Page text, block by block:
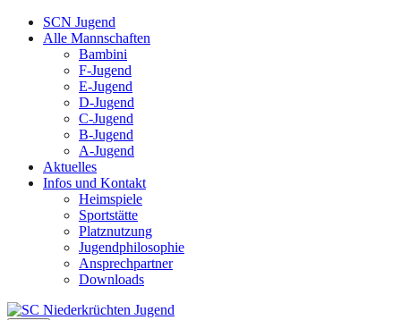
SCN Jugend
Alle Mannschaften
Bambini
F-Jugend
E-Jugend
D-Jugend
C-Jugend
B-Jugend
A-Jugend
Aktuelles
Infos und Kontakt
Heimspiele
Sportstätte
Platznutzung
Jugendphilosophie
Ansprechpartner
Downloads